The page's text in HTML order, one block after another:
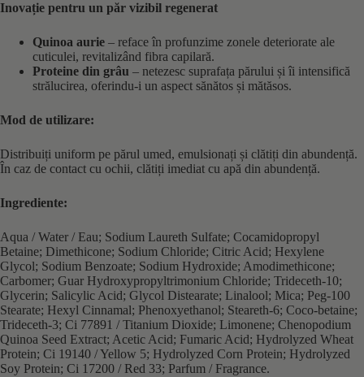
Inovație pentru un păr vizibil regenerat
Quinoa aurie – reface în profunzime zonele deteriorate ale
cuticulei, revitalizând fibra capilară.
Proteine din grâu – netezesc suprafața părului și îi intensifică
strălucirea, oferindu-i un aspect sănătos și mătăsos.
Mod de utilizare:
Distribuiți uniform pe părul umed, emulsionați și clătiți din abundență.
În caz de contact cu ochii, clătiți imediat cu apă din abundență.
Ingrediente:
Aqua / Water / Eau; Sodium Laureth Sulfate; Cocamidopropyl
Betaine; Dimethicone; Sodium Chloride; Citric Acid; Hexylene
Glycol; Sodium Benzoate; Sodium Hydroxide; Amodimethicone;
Carbomer; Guar Hydroxypropyltrimonium Chloride; Trideceth-10;
Glycerin; Salicylic Acid; Glycol Distearate; Linalool; Mica; Peg-100
Stearate; Hexyl Cinnamal; Phenoxyethanol; Steareth-6; Coco-betaine;
Trideceth-3; Ci 77891 / Titanium Dioxide; Limonene; Chenopodium
Quinoa Seed Extract; Acetic Acid; Fumaric Acid; Hydrolyzed Wheat
Protein; Ci 19140 / Yellow 5; Hydrolyzed Corn Protein; Hydrolyzed
Soy Protein; Ci 17200 / Red 33; Parfum / Fragrance.